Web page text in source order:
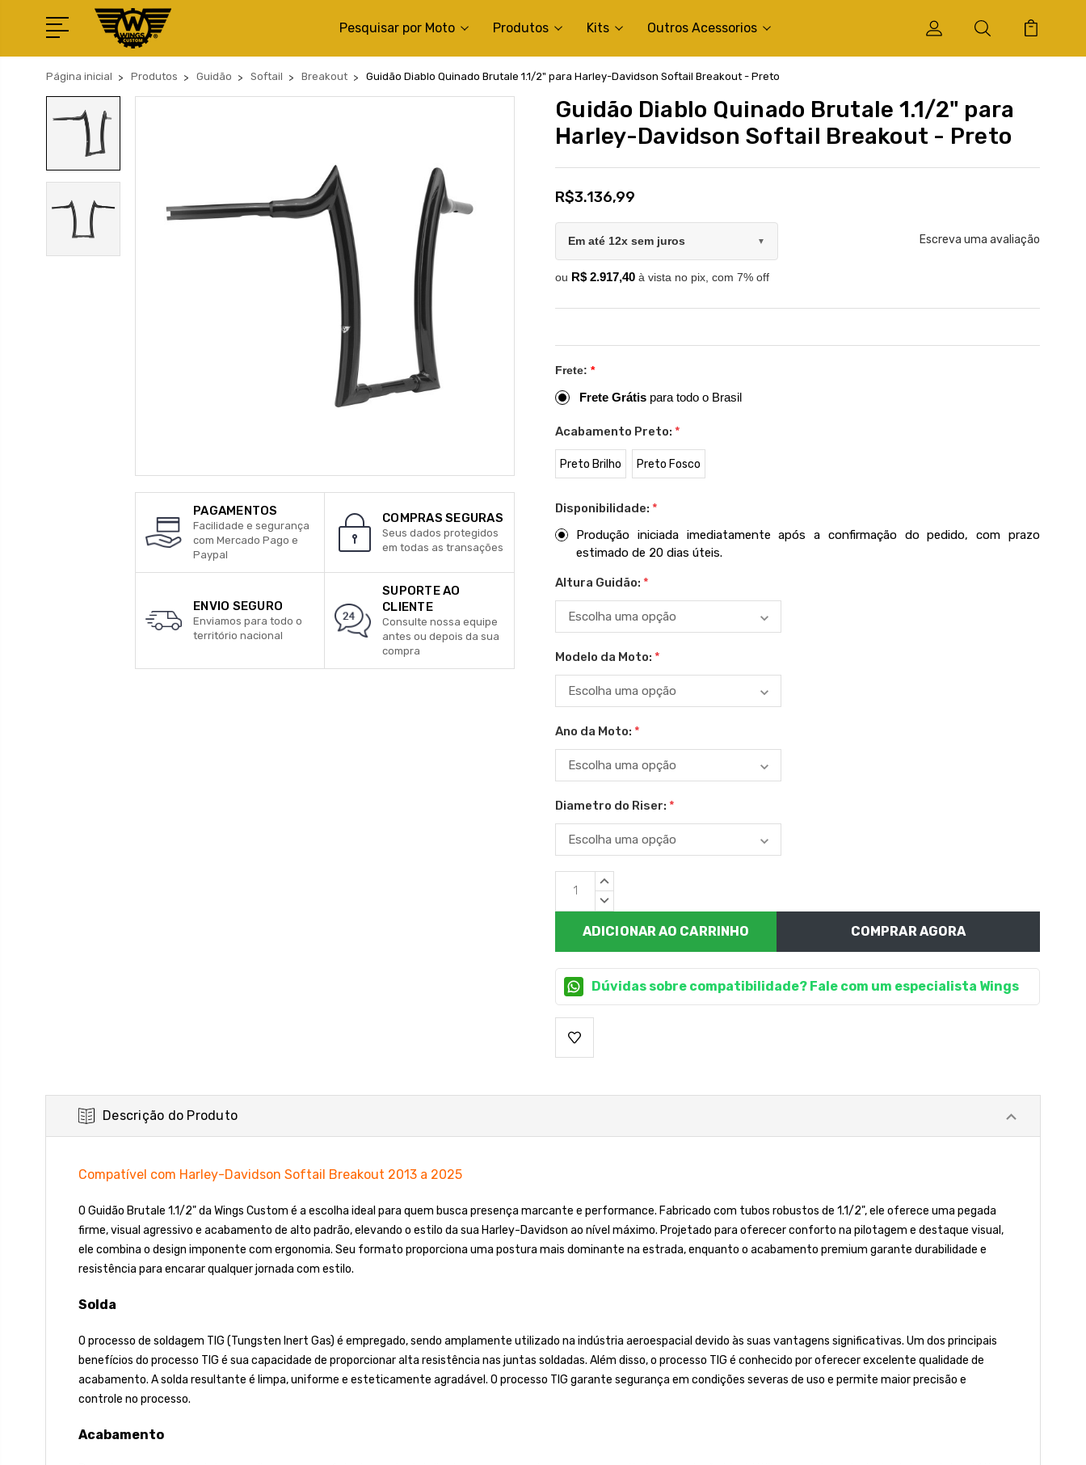
Pesquisar por Moto Produtos Kits Outros Acessorios
Página inicial Produtos Guidão Softail Breakout Guidão Diablo Quinado Brutale 1.1/2" para Harley-Davidson Softail Breakout - Preto
PAGAMENTOS
Facilidade e segurança
com Mercado Pago e
Paypal
COMPRAS SEGURAS
Seus dados protegidos
em todas as transações
ENVIO SEGURO
Enviamos para todo o
território nacional
SUPORTE AO
CLIENTE
Consulte nossa equipe
antes ou depois da sua
compra
Guidão Diablo Quinado Brutale 1.1/2" para
Harley-Davidson Softail Breakout - Preto
R$3.136,99
Em até 12x sem juros ▼
ou R$ 2.917,40 à vista no pix, com 7% off
Escreva uma avaliação
Frete: *
Frete Grátis para todo o Brasil
Acabamento Preto: *
Preto Brilho Preto Fosco
Disponibilidade: *
Produção iniciada imediatamente após a confirmação do pedido, com prazo
estimado de 20 dias úteis.
Altura Guidão: *
Modelo da Moto: *
Ano da Moto: *
Diametro do Riser: *
Estoque
atual:
QUANTIDADE
QUANTIDADE
COMPRAR AGORA
Dúvidas sobre compatibilidade? Fale com um especialista Wings
Descrição do Produto
Compatível com Harley-Davidson Softail Breakout 2013 a 2025
O Guidão Brutale 1.1/2" da Wings Custom é a escolha ideal para quem busca presença marcante e performance. Fabricado com tubos robustos de 1.1/2", ele oferece uma pegada
firme, visual agressivo e acabamento de alto padrão, elevando o estilo da sua Harley-Davidson ao nível máximo. Projetado para oferecer conforto na pilotagem e destaque visual,
ele combina o design imponente com ergonomia. Seu formato proporciona uma postura mais dominante na estrada, enquanto o acabamento premium garante durabilidade e
resistência para encarar qualquer jornada com estilo.
Solda
O processo de soldagem TIG (Tungsten Inert Gas) é empregado, sendo amplamente utilizado na indústria aeroespacial devido às suas vantagens significativas. Um dos principais
benefícios do processo TIG é sua capacidade de proporcionar alta resistência nas juntas soldadas. Além disso, o processo TIG é conhecido por oferecer excelente qualidade de
acabamento. A solda resultante é limpa, uniforme e esteticamente agradável. O processo TIG garante segurança em condições severas de uso e permite maior precisão e
controle no processo.
Acabamento